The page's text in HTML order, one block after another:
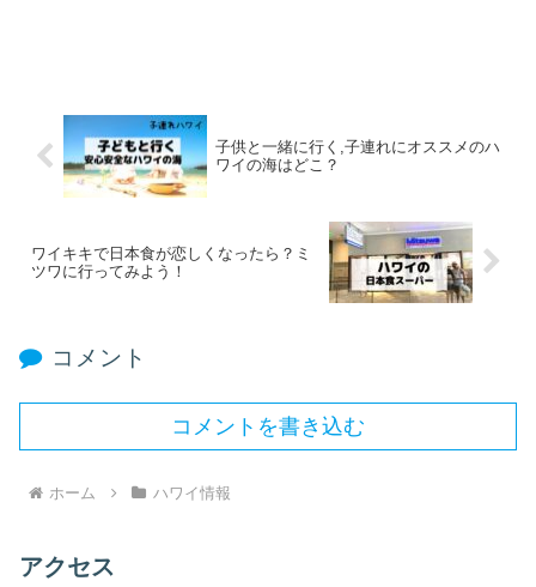
子供と一緒に行く,子連れにオススメのハ
ワイの海はどこ？
ワイキキで日本食が恋しくなったら？ミ
ツワに行ってみよう！
コメント
コメントを書き込む
ホーム ハワイ情報
アクセス